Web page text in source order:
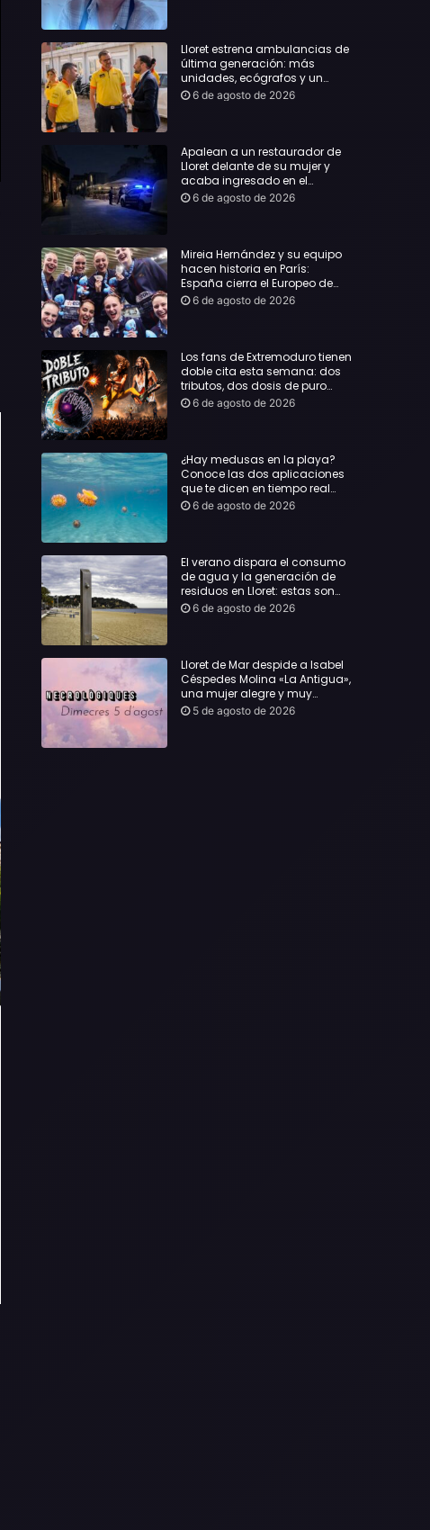
Lloret estrena ambulancias de
última generación: más
unidades, ecógrafos y un
servicio reforzado las 24 horas
6 de agosto de 2026
Apalean a un restaurador de
Lloret delante de su mujer y
acaba ingresado en el
Hospital Vall d’Hebron
6 de agosto de 2026
Mireia Hernández y su equipo
hacen historia en París:
España cierra el Europeo de
natación artística con ocho
6 de agosto de 2026
Los fans de Extremoduro tienen
doble cita esta semana: dos
tributos, dos dosis de puro
rock de la mano del Clon
6 de agosto de 2026
¿Hay medusas en la playa?
Conoce las dos aplicaciones
que te dicen en tiempo real
dónde bañarte con
6 de agosto de 2026
El verano dispara el consumo
de agua y la generación de
residuos en Lloret: estas son
las cifras que deja el turismo
6 de agosto de 2026
Lloret de Mar despide a Isabel
Céspedes Molina «La Antigua»,
una mujer alegre y muy
querida en la población
5 de agosto de 2026